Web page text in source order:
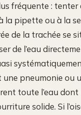
fréquente : tenter
la pipette ou à la
de la trachée se
de l’eau
pneumonie ou
toute l’eau dont
solide. Si